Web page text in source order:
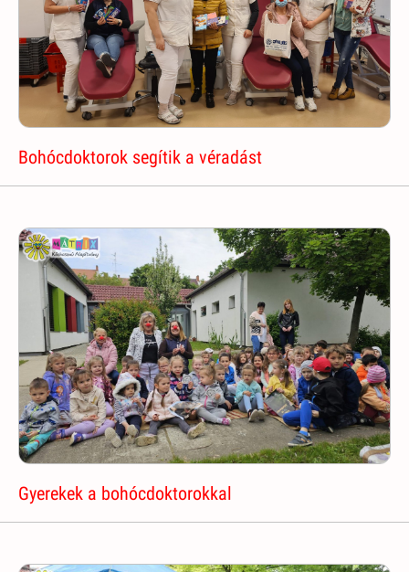
Bohócdoktorok segítik a véradást
Gyerekek a bohócdoktorokkal